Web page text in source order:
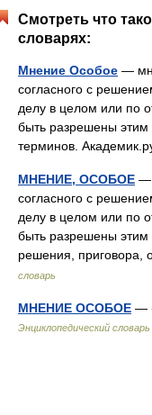
Смотреть что
словарях:
Мнение Особое —
согласного с
делу в целом или по
быть разрешены этим
терминов.
МНЕНИЕ, ОСОБОЕ —
согласного с
делу в целом или по
быть разрешены этим
решения,
словарь
МНЕНИЕ ОСОБОЕ —
Энциклопедический